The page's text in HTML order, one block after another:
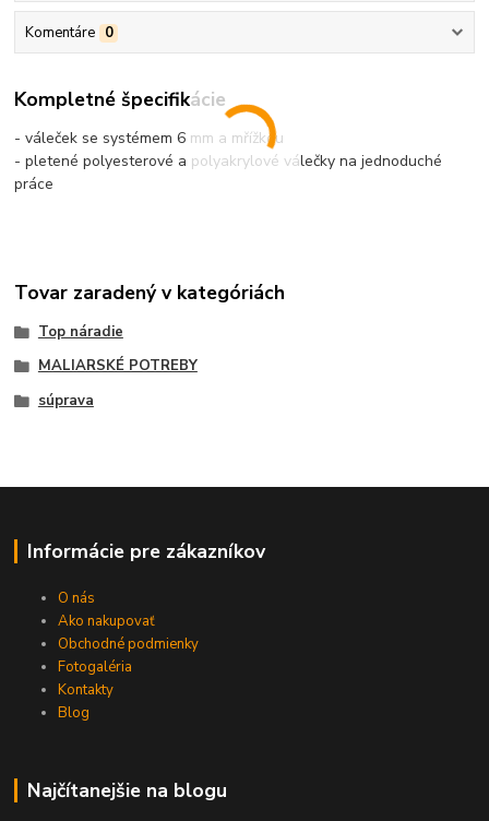
Komentáre 0
Kompletné špecifikácie
- váleček se systémem 6 mm a mřížkou
- pletené polyesterové a polyakrylové válečky na jednoduché
práce
Tovar zaradený v kategóriách
Top náradie
MALIARSKÉ POTREBY
súprava
Informácie pre zákazníkov
O nás
Ako nakupovať
Obchodné podmienky
Fotogaléria
Kontakty
Blog
Najčítanejšie na blogu